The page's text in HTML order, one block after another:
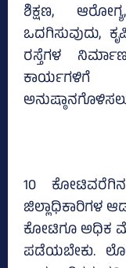
ಶಿಕ್ಷಣ,
ಒದಗಿಸುವುದು,
ರಸ್ತೆಗಳ
10
ಜಿಲ್ಲಾಧಿಕಾರಿಗಳ
ಕೋಟಿಗೂ ಅಧಿಕ
ಪಡೆಯಬೇಕು.